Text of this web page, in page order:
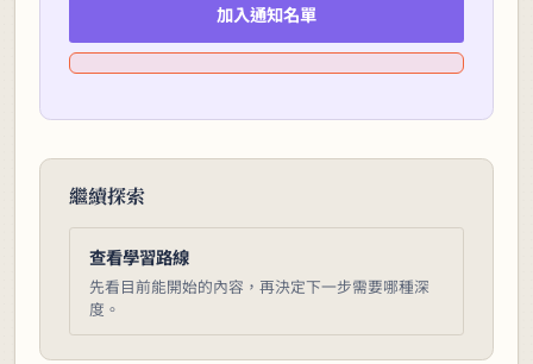
加入通知名單
繼續探索
查看學習路線
先看目前能開始的內容，再決定下一步需要哪種深
度。